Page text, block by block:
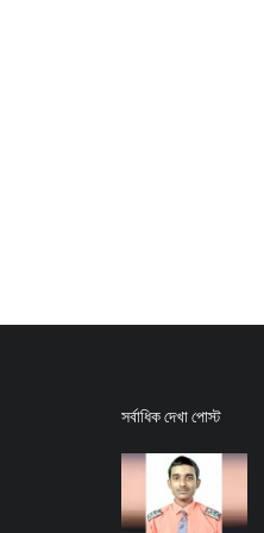
সর্বাধিক দেখা পোস্ট